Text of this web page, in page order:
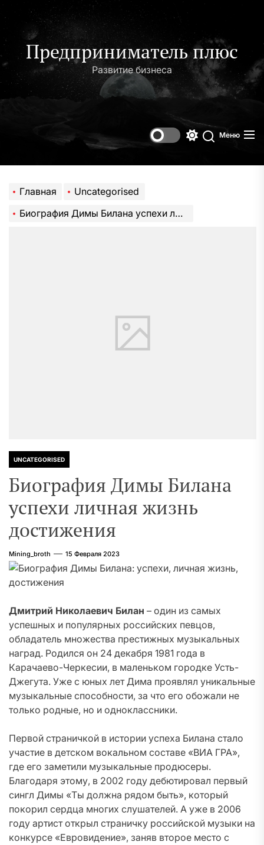
содержимому
Предприниматель плюс
Развитие бизнеса
Поиск
Меню
Главная
Uncategorised
Биография Димы Билана успехи личная жизнь достижения
UNCATEGORISED
Биография Димы Билана
успехи личная жизнь
достижения
Mining_broth 15 Февраля 2023
Дмитрий Николаевич Билан – один из самых
успешных и популярных российских певцов,
обладатель множества престижных музыкальных
наград. Родился он 24 декабря 1981 года в
Карачаево-Черкесии, в маленьком городке Усть-
Джегута. Уже с юных лет Дима проявлял уникальные
музыкальные способности, за что его обожали не
только родные, но и одноклассники.
Первой страничкой в истории успеха Билана стало
участие в детском вокальном составе «ВИА ГРА»,
где его заметили музыкальные продюсеры.
Благодаря этому, в 2002 году дебютировал первый
сингл Димы «Ты должна рядом быть», который
покорил сердца многих слушателей. А уже в 2006
году артист открыл страничку российской музыки на
конкурсе «Евровидение», заняв второе место с